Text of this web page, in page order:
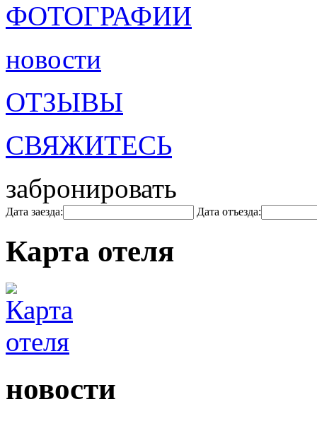
ФОТОГРАФИИ
новости
ОТЗЫВЫ
СВЯЖИТЕСЬ
забронировать
Дата заезда: Дата отъезда:
Карта отеля
новости